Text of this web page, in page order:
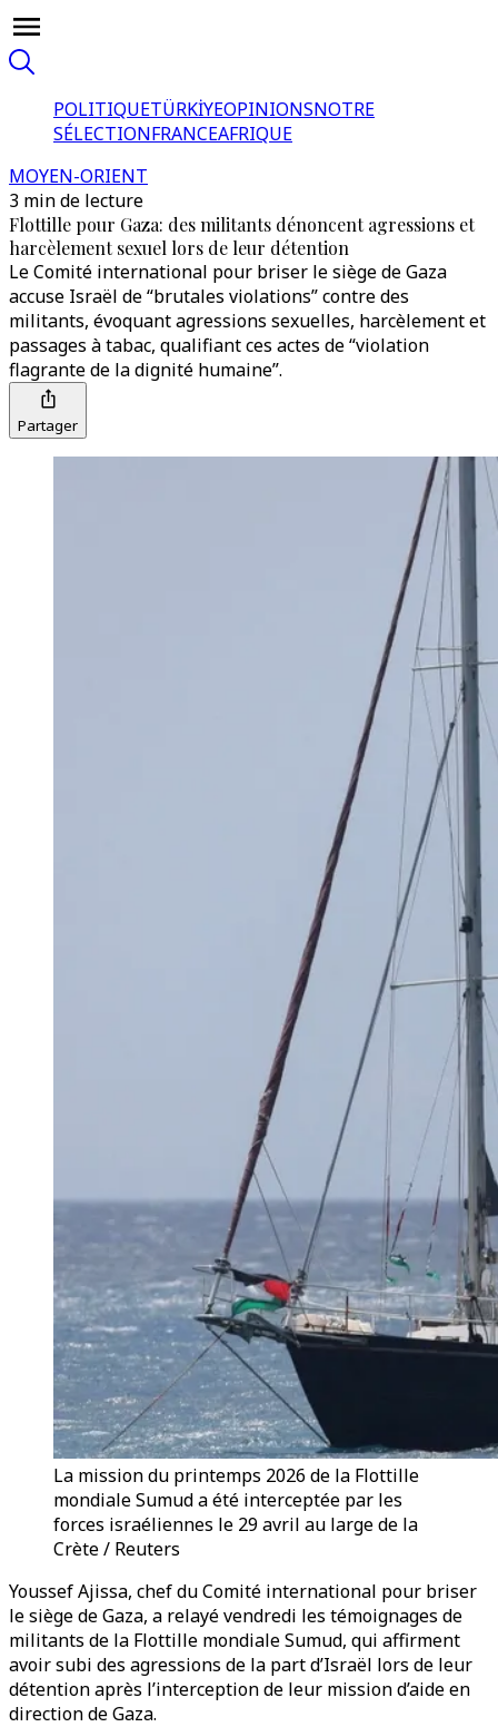
POLITIQUETÜRKİYEOPINIONSNOTRE
SÉLECTIONFRANCEAFRIQUE
MOYEN-ORIENT
3 min de lecture
Flottille pour Gaza: des militants dénoncent agressions et
harcèlement sexuel lors de leur détention
Le Comité international pour briser le siège de Gaza
accuse Israël de “brutales violations” contre des
militants, évoquant agressions sexuelles, harcèlement et
passages à tabac, qualifiant ces actes de “violation
flagrante de la dignité humaine”.
Partager
La mission du printemps 2026 de la Flottille
mondiale Sumud a été interceptée par les
forces israéliennes le 29 avril au large de la
Crète / Reuters
Youssef Ajissa, chef du Comité international pour briser
le siège de Gaza, a relayé vendredi les témoignages de
militants de la Flottille mondiale Sumud, qui affirment
avoir subi des agressions de la part d’Israël lors de leur
détention après l’interception de leur mission d’aide en
direction de Gaza.